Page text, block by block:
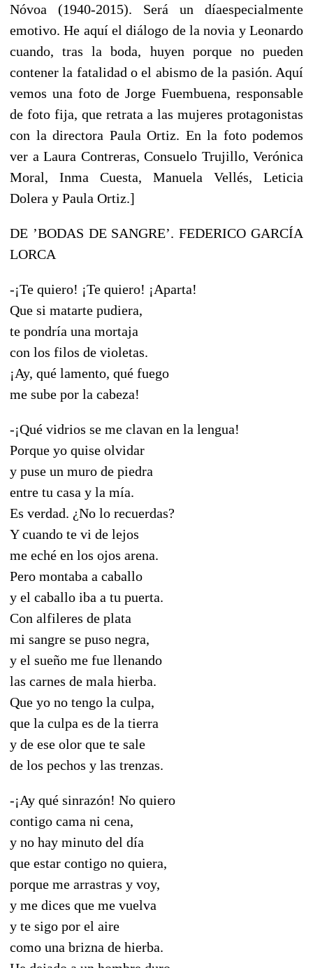
Nóvoa (1940-2015). Será un díaespecialmente
emotivo. He aquí el diálogo de la novia y Leonardo
cuando, tras la boda, huyen porque no pueden
contener la fatalidad o el abismo de la pasión. Aquí
vemos una foto de Jorge Fuembuena, responsable
de foto fija, que retrata a las mujeres protagonistas
con la directora Paula Ortiz. En la foto podemos
ver a Laura Contreras, Consuelo Trujillo, Verónica
Moral, Inma Cuesta, Manuela Vellés, Leticia
Dolera y Paula Ortiz.]
DE ’BODAS DE SANGRE’. FEDERICO GARCÍA
LORCA
-¡Te quiero! ¡Te quiero! ¡Aparta!
Que si matarte pudiera,
te pondría una mortaja
con los filos de violetas.
¡Ay, qué lamento, qué fuego
me sube por la cabeza!
-¡Qué vidrios se me clavan en la lengua!
Porque yo quise olvidar
y puse un muro de piedra
entre tu casa y la mía.
Es verdad. ¿No lo recuerdas?
Y cuando te vi de lejos
me eché en los ojos arena.
Pero montaba a caballo
y el caballo iba a tu puerta.
Con alfileres de plata
mi sangre se puso negra,
y el sueño me fue llenando
las carnes de mala hierba.
Que yo no tengo la culpa,
que la culpa es de la tierra
y de ese olor que te sale
de los pechos y las trenzas.
-¡Ay qué sinrazón! No quiero
contigo cama ni cena,
y no hay minuto del día
que estar contigo no quiera,
porque me arrastras y voy,
y me dices que me vuelva
y te sigo por el aire
como una brizna de hierba.